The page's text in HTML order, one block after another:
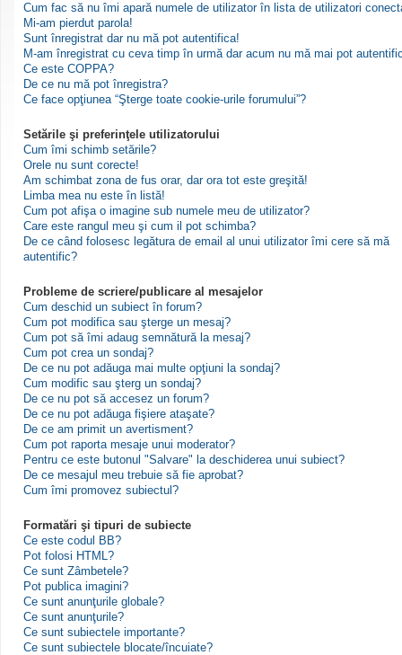
Cum fac să nu îmi apară numele de utilizator în lista de utilizatori
Mi-am pierdut parola!
Sunt înregistrat dar nu mă pot autentifica!
M-am înregistrat cu ceva timp în urmă dar acum nu mă mai pot
Ce este COPPA?
De ce nu mă pot înregistra?
Ce face opţiunea “Şterge toate cookie-urile forumului”?
Setările şi preferinţele utilizatorului
Cum îmi schimb setările?
Orele nu sunt corecte!
Am schimbat zona de fus orar, dar ora tot este greşită!
Limba mea nu este în listă!
Cum pot afişa o imagine sub numele meu de utilizator?
Care este rangul meu şi cum il pot schimba?
De ce când folosesc legătura de email al unui utilizator îmi cere să mă
autentific?
Probleme de scriere/publicare al mesajelor
Cum deschid un subiect în forum?
Cum pot modifica sau şterge un mesaj?
Cum pot să îmi adaug semnătură la mesaj?
Cum pot crea un sondaj?
De ce nu pot adăuga mai multe opţiuni la sondaj?
Cum modific sau şterg un sondaj?
De ce nu pot să accesez un forum?
De ce nu pot adăuga fişiere ataşate?
De ce am primit un avertisment?
Cum pot raporta mesaje unui moderator?
Pentru ce este butonul "Salvare" la deschiderea unui subiect?
De ce mesajul meu trebuie să fie aprobat?
Cum îmi promovez subiectul?
Formatări şi tipuri de subiecte
Ce este codul BB?
Pot folosi HTML?
Ce sunt Zâmbetele?
Pot publica imagini?
Ce sunt anunţurile globale?
Ce sunt anunţurile?
Ce sunt subiectele importante?
Ce sunt subiectele blocate/încuiate?